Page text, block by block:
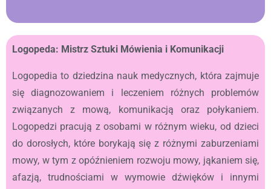
Logopeda: Mistrz Sztuki Mówienia i Komunikacji
Logopedia to dziedzina nauk medycznych, która zajmuje
się diagnozowaniem i leczeniem różnych problemów
związanych z mową, komunikacją oraz połykaniem.
Logopedzi pracują z osobami w różnym wieku, od dzieci
do dorosłych, które borykają się z różnymi zaburzeniami
mowy, w tym z opóźnieniem rozwoju mowy, jąkaniem się,
afazją, trudnościami w wymowie dźwięków i innymi